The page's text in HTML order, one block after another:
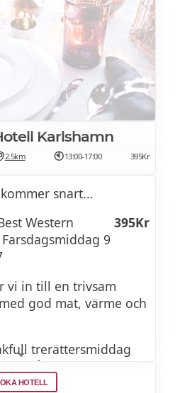
Karlshamn
2.5km 13:00-17:00 395Kr
snart...
Western
9
395Kr
vi in till en trivsam
god mat, värme och
trerättersmiddag
– från servering till de
gör kvällen extra
HOTELL